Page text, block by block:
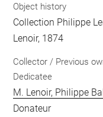
Object history
Collection Philippe
Lenoir, 1874
Collector / Previous
Dedicatee
M. Lenoir, Philippe
Donateur